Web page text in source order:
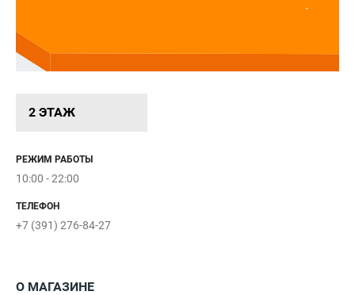
2 ЭТАЖ
РЕЖИМ РАБОТЫ
10:00 - 22:00
ТЕЛЕФОН
+7 (391) 276-84-27
О МАГАЗИНЕ